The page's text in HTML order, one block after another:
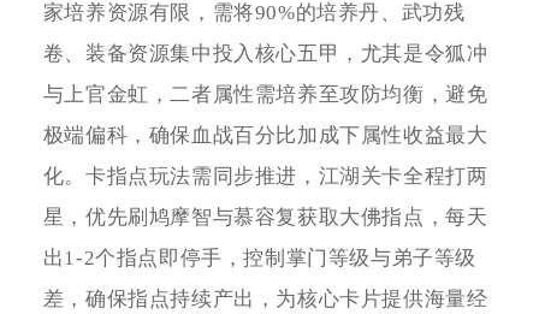
家培养资源有限，需将90%的培养丹、武功残
卷、装备资源集中投入核心五甲，尤其是令狐冲
与上官金虹，二者属性需培养至攻防均衡，避免
极端偏科，确保血战百分比加成下属性收益最大
化。卡指点玩法需同步推进，江湖关卡全程打两
星，优先刷鸠摩智与慕容复获取大佛指点，每天
出1-2个指点即停手，控制掌门等级与弟子等级
差，确保指点持续产出，为核心卡片提供海量经